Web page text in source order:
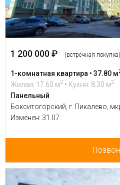
1 200 000 ₽ (встречная покупка)
1-комнатная квартира • 37.80 м
Жилая: 17.60 м2 • Кухня: 8.30 м2
Панельный
Бокситогорский, г. Пикалево,
Изменен: 31.07